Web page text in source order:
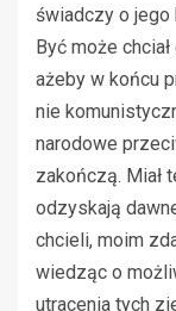
świadczy o jego
Być może
ażeby w końcu
nie
narodowe
zakończą. Miał
odzyskają
chcieli, moim
wiedząc o
utracenia tych